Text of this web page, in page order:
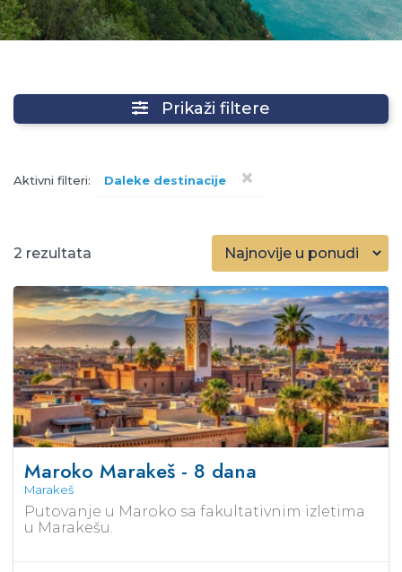
Prikaži filtere
Aktivni filteri: ×
Daleke destinacije
2
Maroko Marakeš - 8 dana
Marakeš
Putovanje u Maroko sa fakultativnim izletima
u Marakešu.